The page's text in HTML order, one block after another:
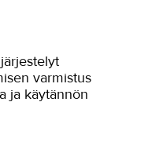
varmistus
ja käytännön